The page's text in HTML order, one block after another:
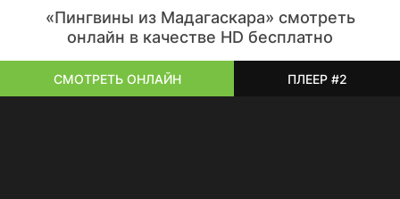
«Пингвины из Мадагаскара» смотреть
онлайн в качестве HD бесплатно
СМОТРЕТЬ ОНЛАЙН ПЛЕЕР #2